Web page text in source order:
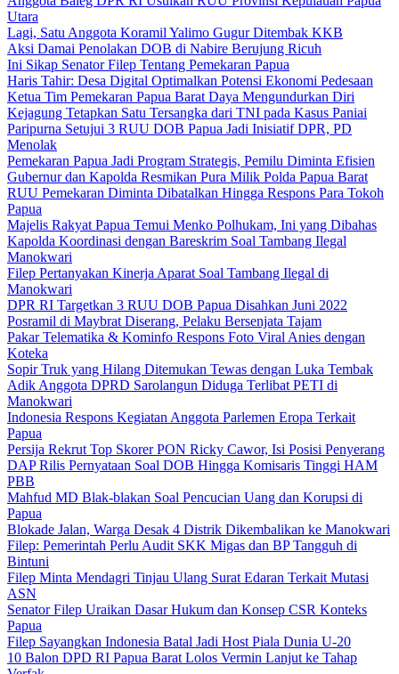
Utara
Lagi, Satu Anggota Koramil Yalimo Gugur Ditembak KKB
Aksi Damai Penolakan DOB di Nabire Berujung Ricuh
Ini Sikap Senator Filep Tentang Pemekaran Papua
Haris Tahir: Desa Digital Optimalkan Potensi Ekonomi Pedesaan
Ketua Tim Pemekaran Papua Barat Daya Mengundurkan Diri
Kejagung Tetapkan Satu Tersangka dari TNI pada Kasus Paniai
Paripurna Setujui 3 RUU DOB Papua Jadi Inisiatif DPR, PD
Menolak
Pemekaran Papua Jadi Program Strategis, Pemilu Diminta Efisien
Gubernur dan Kapolda Resmikan Pura Milik Polda Papua Barat
RUU Pemekaran Diminta Dibatalkan Hingga Respons Para Tokoh
Papua
Majelis Rakyat Papua Temui Menko Polhukam, Ini yang Dibahas
Kapolda Koordinasi dengan Bareskrim Soal Tambang Ilegal
Manokwari
Filep Pertanyakan Kinerja Aparat Soal Tambang Ilegal di
Manokwari
DPR RI Targetkan 3 RUU DOB Papua Disahkan Juni 2022
Posramil di Maybrat Diserang, Pelaku Bersenjata Tajam
Pakar Telematika & Kominfo Respons Foto Viral Anies dengan
Koteka
Sopir Truk yang Hilang Ditemukan Tewas dengan Luka Tembak
Adik Anggota DPRD Sarolangun Diduga Terlibat PETI di
Manokwari
Indonesia Respons Kegiatan Anggota Parlemen Eropa Terkait
Papua
Persija Rekrut Top Skorer PON Ricky Cawor, Isi Posisi Penyerang
DAP Rilis Pernyataan Soal DOB Hingga Komisaris Tinggi HAM
PBB
Mahfud MD Blak-blakan Soal Pencucian Uang dan Korupsi di
Papua
Blokade Jalan, Warga Desak 4 Distrik Dikembalikan ke Manokwari
Filep: Pemerintah Perlu Audit SKK Migas dan BP Tangguh di
Bintuni
Filep Minta Mendagri Tinjau Ulang Surat Edaran Terkait Mutasi
ASN
Senator Filep Uraikan Dasar Hukum dan Konsep CSR Konteks
Papua
Filep Sayangkan Indonesia Batal Jadi Host Piala Dunia U-20
10 Balon DPD RI Papua Barat Lolos Vermin Lanjut ke Tahap